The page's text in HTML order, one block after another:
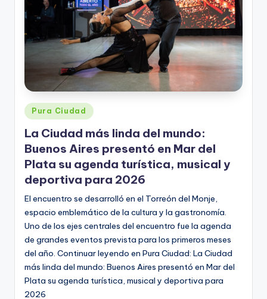
Posted
in
Pura Ciudad
La Ciudad más linda del mundo:
Buenos Aires presentó en Mar del
Plata su agenda turística, musical y
deportiva para 2026
El encuentro se desarrolló en el Torreón del Monje,
espacio emblemático de la cultura y la gastronomía.
Uno de los ejes centrales del encuentro fue la agenda
de grandes eventos prevista para los primeros meses
del año. Continuar leyendo en Pura Ciudad: La Ciudad
más linda del mundo: Buenos Aires presentó en Mar del
Plata su agenda turística, musical y deportiva para
2026